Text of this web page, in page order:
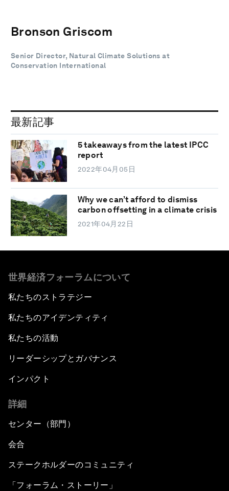
Bronson Griscom
Senior Director, Natural Climate Solutions at
Conservation International
最新記事
5 takeaways from the latest IPCC
report
2022年04月05日
Why we can’t afford to dismiss
carbon offsetting in a climate crisis
2021年04月22日
世界経済フォーラムについて
私たちのストラテジー
私たちのアイデンティティ
私たちの活動
リーダーシップとガバナンス
インパクト
詳細
センター（部門）
会合
ステークホルダーのコミュニティ
「フォーラム・ストーリー」